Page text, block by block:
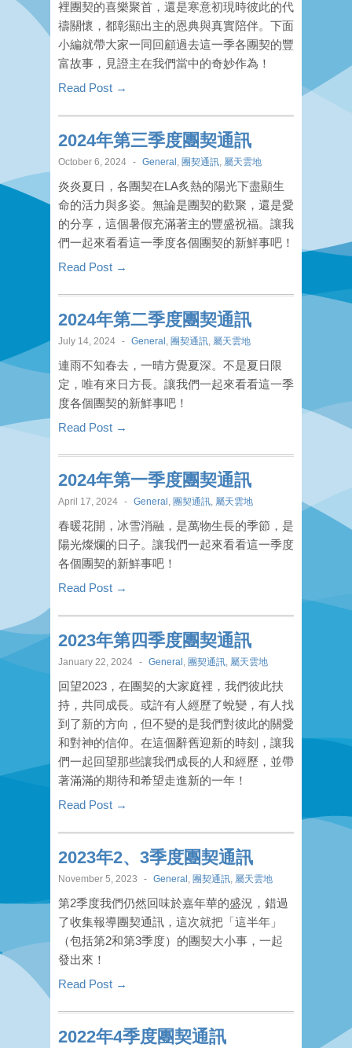
裡團契的喜樂聚首，還是寒意初現時彼此的代
禱關懷，都彰顯出主的恩典與真實陪伴。下面
小編就帶大家一同回顧過去這一季各團契的豐
富故事，見證主在我們當中的奇妙作為！
Read Post →
2024年第三季度團契通訊
October 6, 2024 - General 團契通訊 屬天雲地
炎炎夏日，各團契在LA炙熱的陽光下盡顯生
命的活力與多姿。無論是團契的歡聚，還是愛
的分享，這個暑假充滿著主的豐盛祝福。讓我
們一起來看看這一季度各個團契的新鮮事吧！
Read Post →
2024年第二季度團契通訊
July 14, 2024 - General 團契通訊 屬天雲地
連雨不知春去，一晴方覺夏深。不是夏日限
定，唯有來日方長。讓我們一起來看看這一季
度各個團契的新鮮事吧！
Read Post →
2024年第一季度團契通訊
April 17, 2024 - General 團契通訊 屬天雲地
春暖花開，冰雪消融，是萬物生長的季節，是
陽光燦爛的日子。讓我們一起來看看這一季度
各個團契的新鮮事吧！
Read Post →
2023年第四季度團契通訊
January 22, 2024 - General 團契通訊 屬天雲地
回望2023，在團契的大家庭裡，我們彼此扶
持，共同成長。或許有人經歷了蛻變，有人找
到了新的方向，但不變的是我們對彼此的關愛
和對神的信仰。在這個辭舊迎新的時刻，讓我
們一起回望那些讓我們成長的人和經歷，並帶
著滿滿的期待和希望走進新的一年！
Read Post →
2023年2、3季度團契通訊
November 5, 2023 - General 團契通訊 屬天雲地
第2季度我們仍然回味於嘉年華的盛況，錯過
了收集報導團契通訊，這次就把「這半年」
（包括第2和第3季度）的團契大小事，一起
發出來！
Read Post →
2022年4季度團契通訊